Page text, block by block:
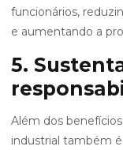
funcionários,
e aumentando a
5.
Além dos
industrial também